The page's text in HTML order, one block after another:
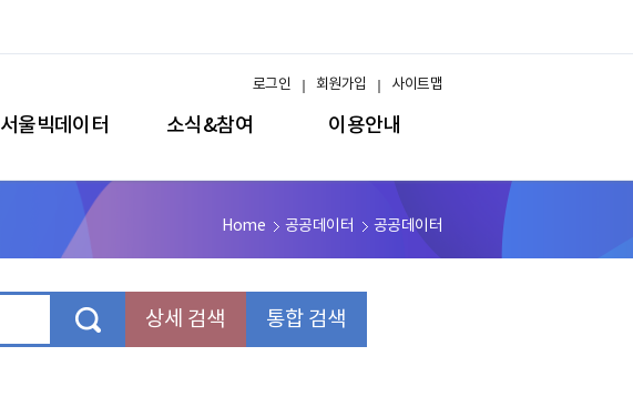
서울빅데이터 소식&참여 이용안내
로그인 회원가입 사이트맵
Home 공공데이터 공공데이터
상세 검색 통합 검색